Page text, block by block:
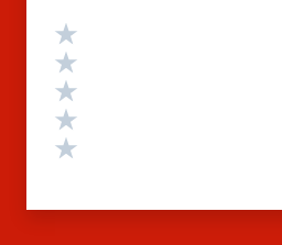
Valutazione